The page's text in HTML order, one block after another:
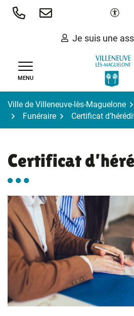
Aller
Je suis une
MENU
Ville de Villeneuve-lès-Maguelone
Funéraire
Certificat
Certificat